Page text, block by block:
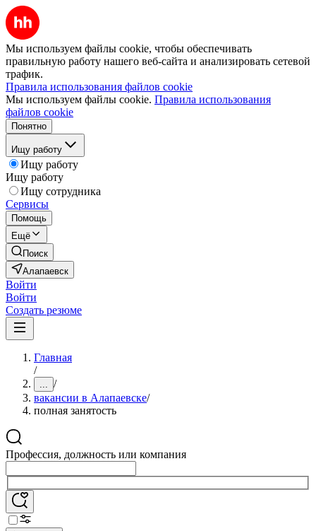
Мы используем файлы cookie, чтобы обеспечивать
правильную работу нашего веб-сайта и анализировать сетевой
трафик.
Правила использования файлов cookie
Мы используем файлы cookie. Правила использования
файлов cookie
Понятно
Ищу работу
Ищу работу
Ищу работу
Ищу сотрудника
Сервисы
Помощь
Ещё
Поиск
Алапаевск
Войти
Войти
Создать резюме
Главная
/
... /
вакансии в Алапаевске/
полная занятость
Профессия, должность или компания